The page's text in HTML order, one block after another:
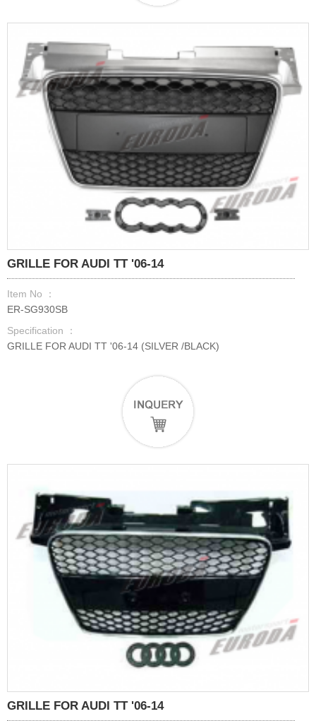
GRILLE FOR AUDI TT '06-14
Item No ：
ER-SG930SB
Specification ：
GRILLE FOR AUDI TT '06-14 (SILVER /BLACK)
GRILLE FOR AUDI TT '06-14